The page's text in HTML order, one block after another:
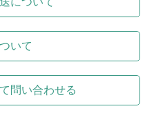
いて
問い合わせる